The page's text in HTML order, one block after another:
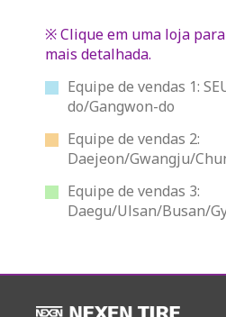
※ Clique em uma loja
mais detalhada.
Equipe de vendas 1:
do/Gangwon-do
Equipe de vendas 2:
Daejeon/Gwangju/
Equipe de vendas 3:
Daegu/Ulsan/Busan/